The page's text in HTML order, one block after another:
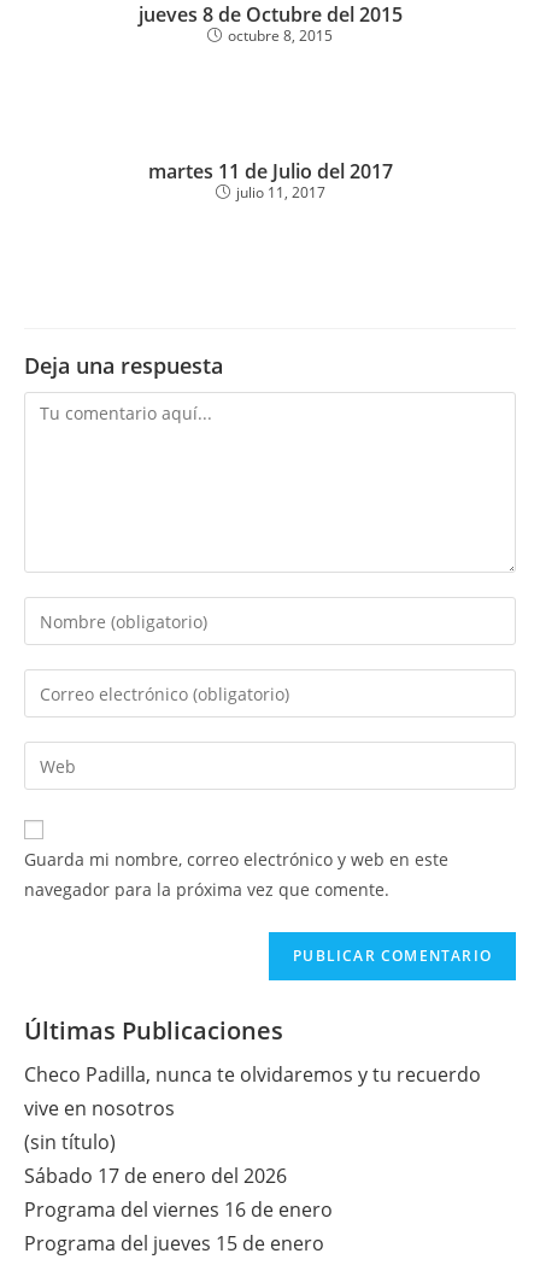
jueves 8 de Octubre del 2015
octubre 8, 2015
martes 11 de Julio del 2017
julio 11, 2017
Deja una respuesta
Comentario
Introduce
tu
nombre
de
usuario
para
comentar
Introduce
tu
dirección
de
electrónico
para
comentar
Introduce
la
URL
de
Guarda mi nombre, correo electrónico y web en este
navegador para la próxima vez que comente.
Últimas Publicaciones
Checo Padilla, nunca te olvidaremos y tu recuerdo
vive en nosotros
(sin título)
Sábado 17 de enero del 2026
Programa del viernes 16 de enero
Programa del jueves 15 de enero